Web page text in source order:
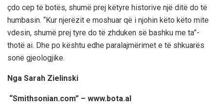
çdo cep të botës, shumë prej këtyre historive një ditë do të
humbasin. “Kur njerëzit e moshuar që i njohin këto këto mite
vdesin, shumë prej tyre do të zhduken së bashku me ta”-
thotë ai. Dhe po kështu edhe paralajmërimet e të shkuarës
sonë gjeologjike.
Nga Sarah Zielinski
“Smithsonian.com” – www.bota.al